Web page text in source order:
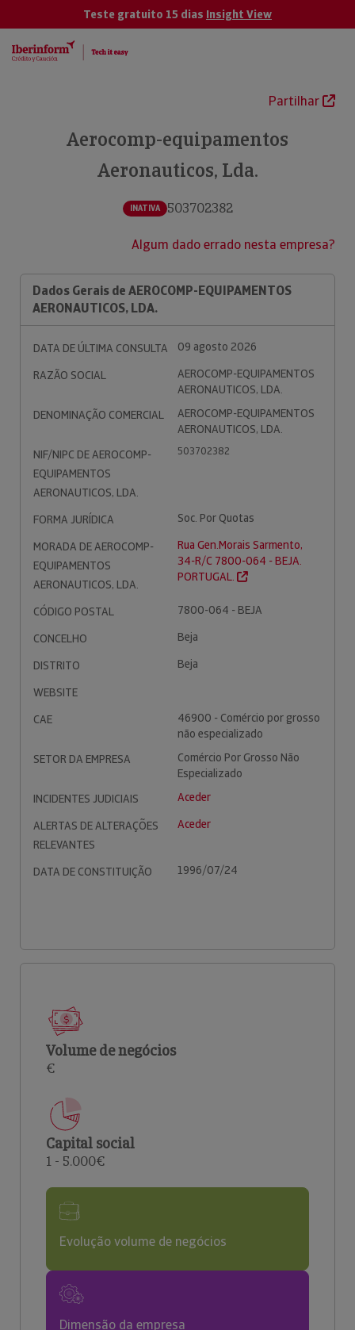
Teste gratuito 15 dias Insight View
Partilhar
Aerocomp-equipamentos
Aeronauticos, Lda.
INATIVA 503702382
Algum dado errado nesta empresa?
Dados Gerais de AEROCOMP-EQUIPAMENTOS
AERONAUTICOS, LDA.
DATA DE ÚLTIMA CONSULTA
09 agosto 2026
RAZÃO SOCIAL
AEROCOMP-EQUIPAMENTOS
AERONAUTICOS, LDA.
DENOMINAÇÃO COMERCIAL
AEROCOMP-EQUIPAMENTOS
AERONAUTICOS, LDA.
NIF/NIPC DE AEROCOMP-
EQUIPAMENTOS
AERONAUTICOS, LDA.
503702382
FORMA JURÍDICA
Soc. Por Quotas
MORADA DE AEROCOMP-
EQUIPAMENTOS
AERONAUTICOS, LDA.
Rua Gen.Morais Sarmento,
34-R/C 7800-064 - BEJA.
PORTUGAL.
CÓDIGO POSTAL
7800-064 - BEJA
CONCELHO
Beja
DISTRITO
Beja
WEBSITE
CAE
46900 - Comércio por grosso
não especializado
SETOR DA EMPRESA
Comércio Por Grosso Não
Especializado
INCIDENTES JUDICIAIS
Aceder
ALERTAS DE ALTERAÇÕES
RELEVANTES
Aceder
DATA DE CONSTITUIÇÃO 1996/07/24
Volume de negócios
€
Capital social
1 - 5.000€
Evolução volume de negócios
Dimensão da empresa